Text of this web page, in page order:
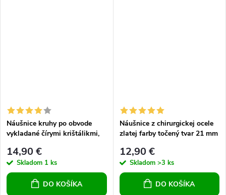
Náušnice kruhy po obvode
vykladané čírymi krištálikmi,
14,90 €
Skladom 1 ks
DO KOŠÍKA
Náušnice z chirurgickej ocele
zlatej farby točený tvar 21 mm
12,90 €
Skladom >3 ks
DO KOŠÍKA